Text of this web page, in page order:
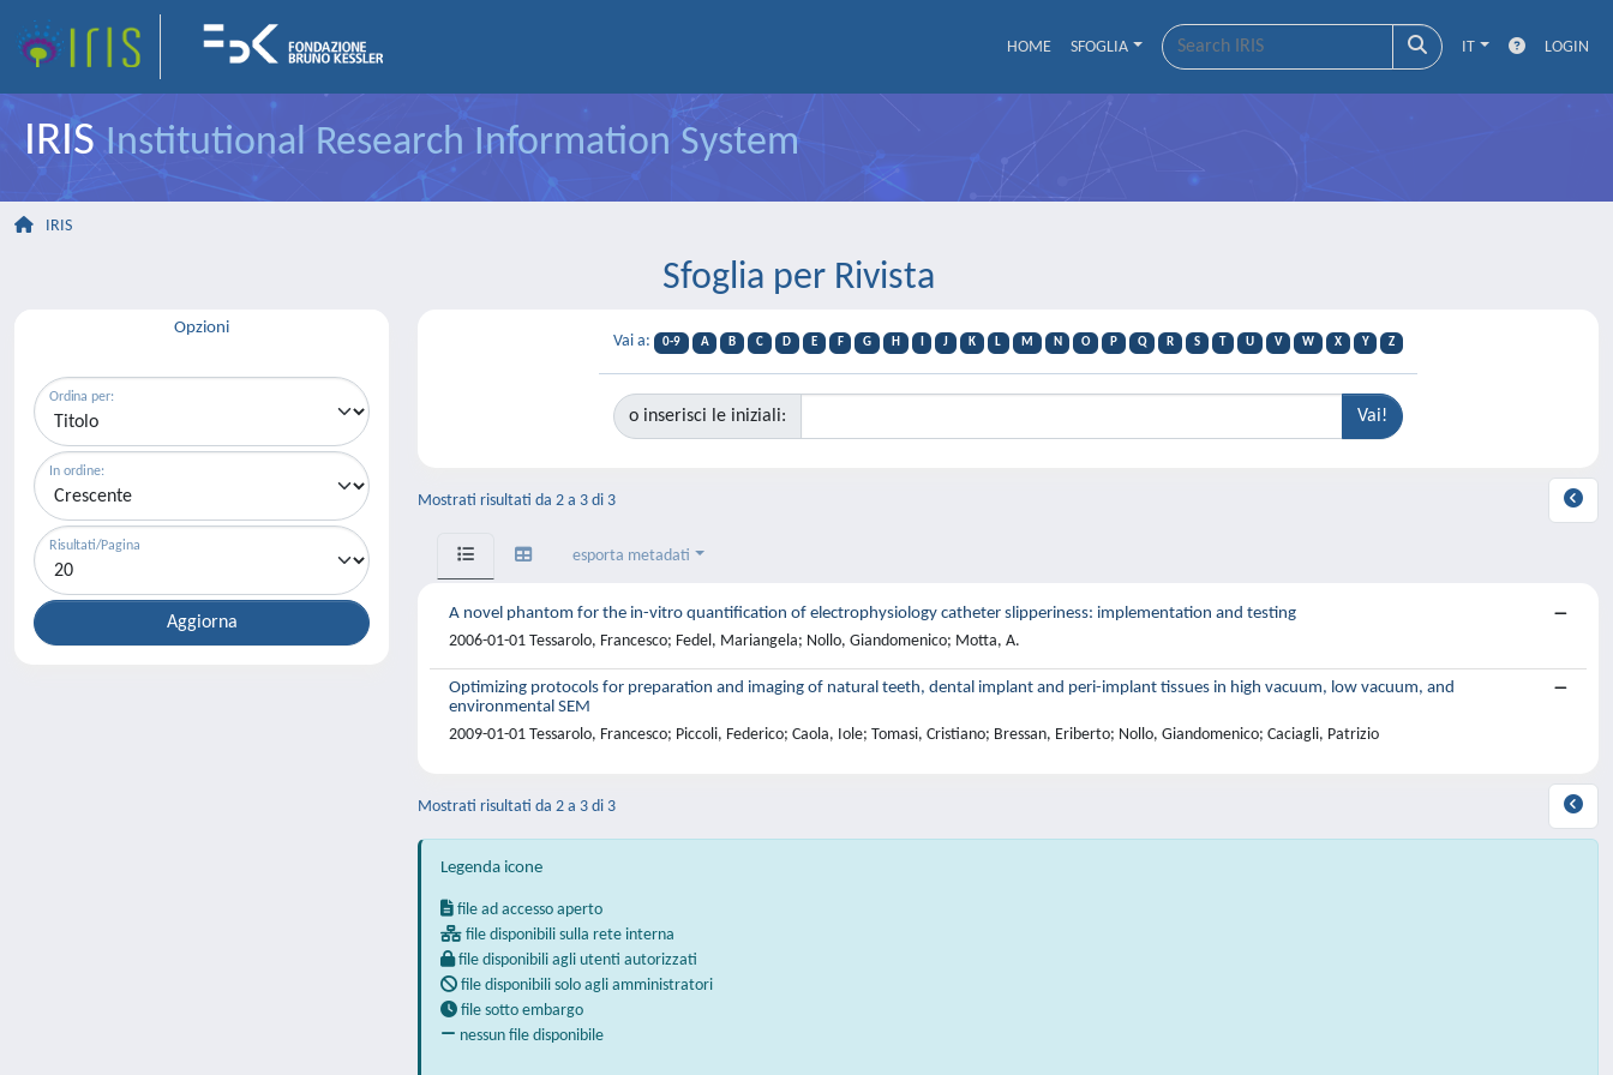
HOME SFOGLIA IT LOGIN
IRISInstitutional Research Information System
IRIS
Sfoglia per Rivista
Opzioni
Ordina per:
In ordine:
Risultati/Pagina
Vai a: 0-9 A B C D E F G H J K L M N O P Q R S T U V W X Y Z
o inserisci le iniziali:
Mostrati risultati da 2 a 3 di 3
esporta metadati
A novel phantom for the in-vitro quantification of electrophysiology catheter slipperiness: implementation and testing
2006-01-01 Tessarolo, Francesco; Fedel, Mariangela; Nollo, Giandomenico; Motta, A.
Optimizing protocols for preparation and imaging of natural teeth, dental implant and peri-implant tissues in high vacuum, low vacuum, and
environmental SEM
2009-01-01 Tessarolo, Francesco; Piccoli, Federico; Caola, Iole; Tomasi, Cristiano; Bressan, Eriberto; Nollo, Giandomenico; Caciagli, Patrizio
Mostrati risultati da 2 a 3 di 3
Legenda icone
file ad accesso aperto
file disponibili sulla rete interna
file disponibili agli utenti autorizzati
file disponibili solo agli amministratori
file sotto embargo
nessun file disponibile